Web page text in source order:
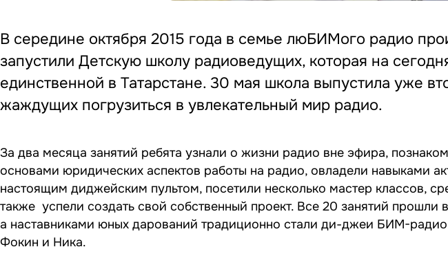
В середине октября 2015 года в семье люБИМого радио
запустили Детскую школу радиоведущих, которая на
единственной в Татарстане. 30 мая школа выпустила уже
жаждущих погрузиться в увлекательный мир радио.
За два месяца занятий ребята узнали о жизни радио вне эфира,
основами юридических аспектов работы на радио, овладели навыками
настоящим диджейским пультом, посетили несколько мастер классов,
также успели создать свой собственный проект. Все 20 занятий
а наставниками юных дарований традиционно стали ди-джеи БИМ-
Фокин и Ника.